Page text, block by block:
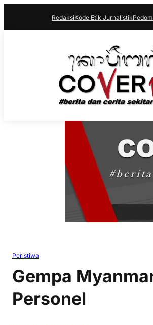
RedaksiKode Etik Jurnalistik
Peristiwa
Gempa
Personel